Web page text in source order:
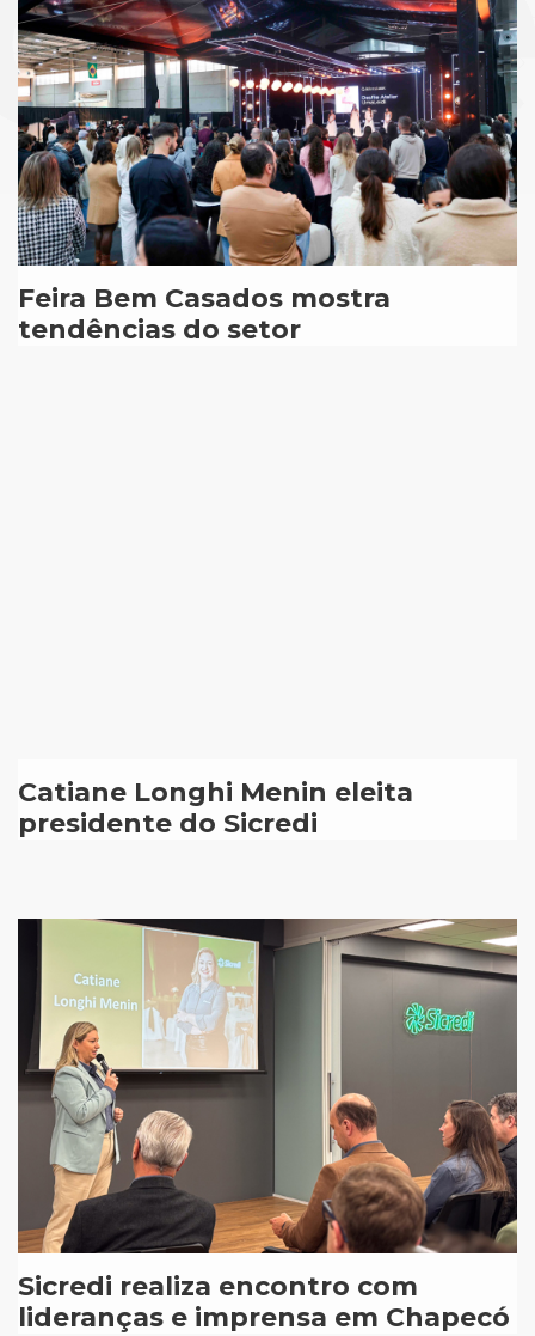
Feira Bem Casados mostra
tendências do setor
Catiane Longhi Menin eleita
presidente do Sicredi
Sicredi realiza encontro com
lideranças e imprensa em Chapecó